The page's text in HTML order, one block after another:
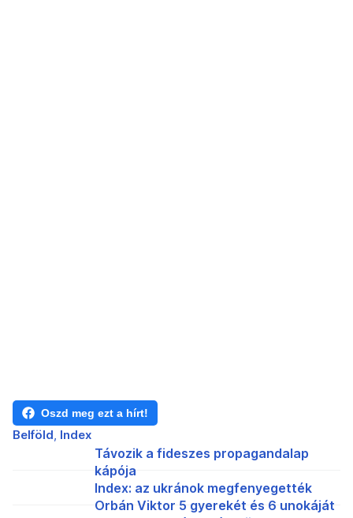
Oszd meg ezt a hírt!
Belföld Index
Távozik a fideszes propagandalap
kápója
Index: az ukránok megfenyegették
Orbán Viktor 5 gyerekét és 6 unokáját